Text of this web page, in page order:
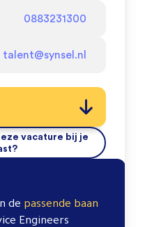
0883231300
talent@synsel.nl
vacature bij je
de passende baan
Engineers